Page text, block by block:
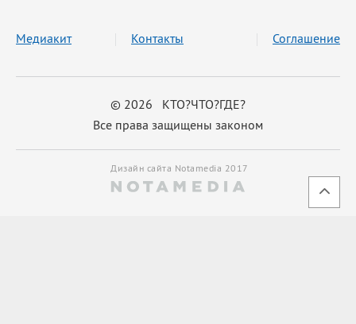
© 2026 КТО?ЧТО?ГДЕ?
Все права защищены законом
Медиакит Контакты Соглашение
Дизайн сайта Notamedia 2017